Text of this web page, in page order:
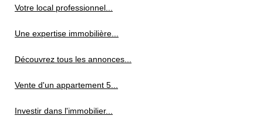
Votre local professionnel...
Une expertise immobilière...
Découvrez tous les annonces...
Vente d'un appartement 5...
Investir dans l'immobilier...